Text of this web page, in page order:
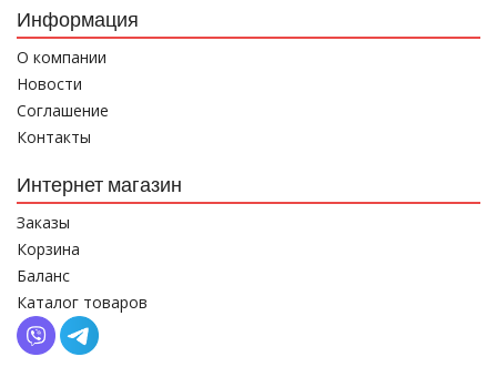
Информация
О компании
Новости
Соглашение
Контакты
Интернет магазин
Заказы
Корзина
Баланс
Каталог товаров